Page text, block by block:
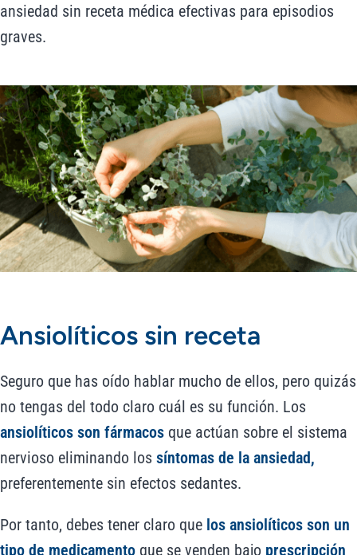
ansiedad sin receta médica efectivas para episodios
graves.
Ansiolíticos sin receta
Seguro que has oído hablar mucho de ellos, pero quizás
no tengas del todo claro cuál es su función. Los
ansiolíticos son fármacos que actúan sobre el sistema
nervioso eliminando los síntomas de la ansiedad,
preferentemente sin efectos sedantes.
Por tanto, debes tener claro que los ansiolíticos son un
tipo de medicamento que se venden bajo prescripción